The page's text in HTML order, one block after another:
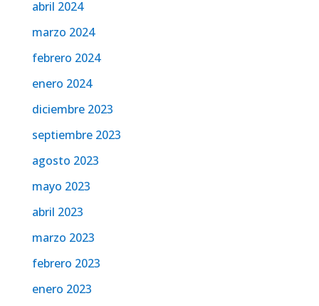
abril 2024
marzo 2024
febrero 2024
enero 2024
diciembre 2023
septiembre 2023
agosto 2023
mayo 2023
abril 2023
marzo 2023
febrero 2023
enero 2023